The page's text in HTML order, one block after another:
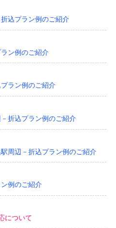
込プラン例のご紹介
ン例のご紹介
ラン例のご紹介
折込プラン例のご紹介
周辺－折込プラン例のご紹介
例のご紹介
について